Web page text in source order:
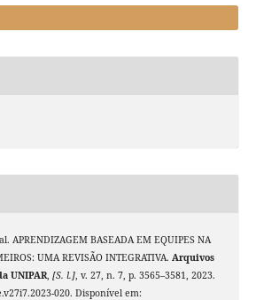
APRENDIZAGEM BASEADA EM EQUIPES NA
UMA REVISÃO INTEGRATIVA. Arquivos
UNIPAR, [S. l.], v. 27, n. 7, p. 3565–3581, 2023.
020. Disponível em: